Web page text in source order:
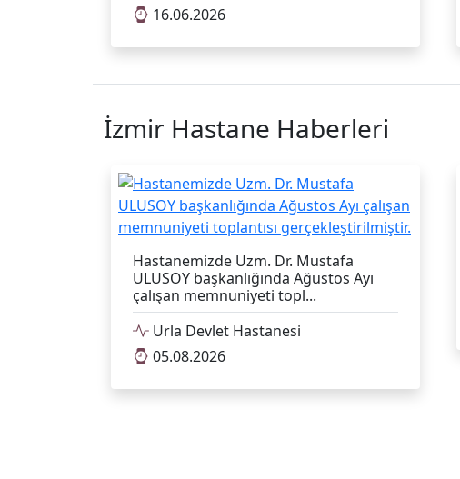
16.06.2026
İzmir Hastane Haberleri
Hastanemizde Uzm. Dr. Mustafa
ULUSOY başkanlığında Ağustos Ayı
çalışan memnuniyeti topl...
Urla Devlet Hastanesi
05.08.2026